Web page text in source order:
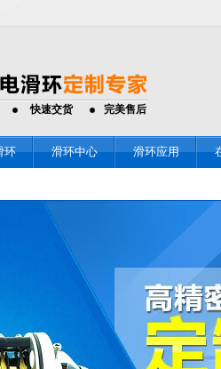
快速交货 完美售后
环 滑环中心 滑环应用